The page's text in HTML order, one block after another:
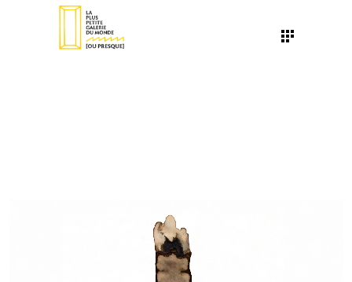
UN VERNISSAGE
CHAQUE PREMIER